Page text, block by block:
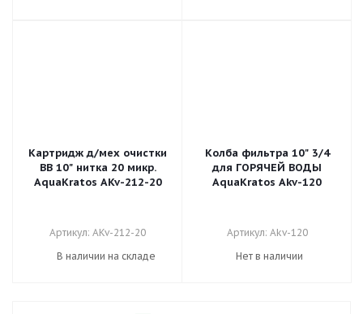
Картридж д/мех очистки
ВВ 10" нитка 20 микр.
AquaKratos AKv-212-20
Артикул: AKv-212-20
В наличии на складе
Колба фильтра 10" 3/4
для ГОРЯЧЕЙ ВОДЫ
AquaKratos Akv-120
Артикул: Akv-120
Нет в наличии